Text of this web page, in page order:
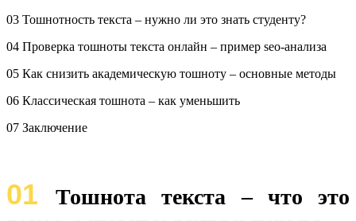
03 Тошнотность текста – нужно ли это знать студенту?
04 Проверка тошноты текста онлайн – пример seo-анализа
05 Как снизить академическую тошноту – основные методы
06 Классическая тошнота – как уменьшить
07 Заключение
01Тошнота текста – что это